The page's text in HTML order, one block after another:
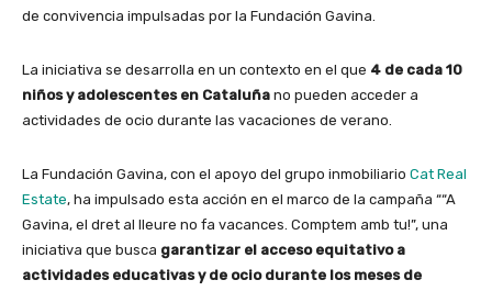
de convivencia impulsadas por la Fundación Gavina.
La iniciativa se desarrolla en un contexto en el que 4 de cada 10
niños y adolescentes en Cataluña no pueden acceder a
actividades de ocio durante las vacaciones de verano.
La Fundación Gavina, con el apoyo del grupo inmobiliario Cat Real
Estate, ha impulsado esta acción en el marco de la campaña ““A
Gavina, el dret al lleure no fa vacances. Comptem amb tu!”, una
iniciativa que busca garantizar el acceso equitativo a
actividades educativas y de ocio durante los meses de